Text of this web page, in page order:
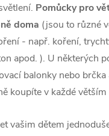
Pomůcky pro
doma (jsou to různé
- např. koření,
apod. ). U některých
balonky nebo brčka
koupíte v každé
vašim dětem